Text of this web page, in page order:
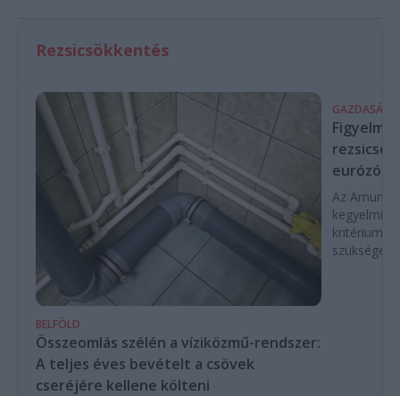
Rezsicsökkentés
BELFÖLD
Összeomlás szélén a víziközmű-rendszer:
A teljes éves bevételt a csövek
cseréjére kellene költeni
GAZDASÁG
Az Amundi
kegyelmi